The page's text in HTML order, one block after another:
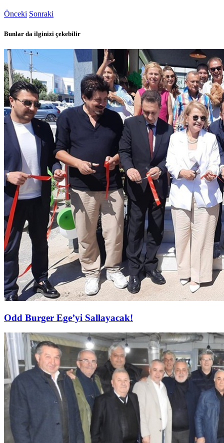
Önceki Sonraki
Bunlar da ilginizi çekebilir
Odd Burger Ege’yi Sallayacak!